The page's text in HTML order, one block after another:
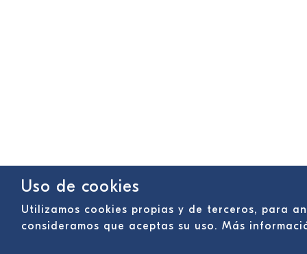
Uso de cookies
Utilizamos cookies propias y de terceros, para
consideramos que aceptas su uso. Más